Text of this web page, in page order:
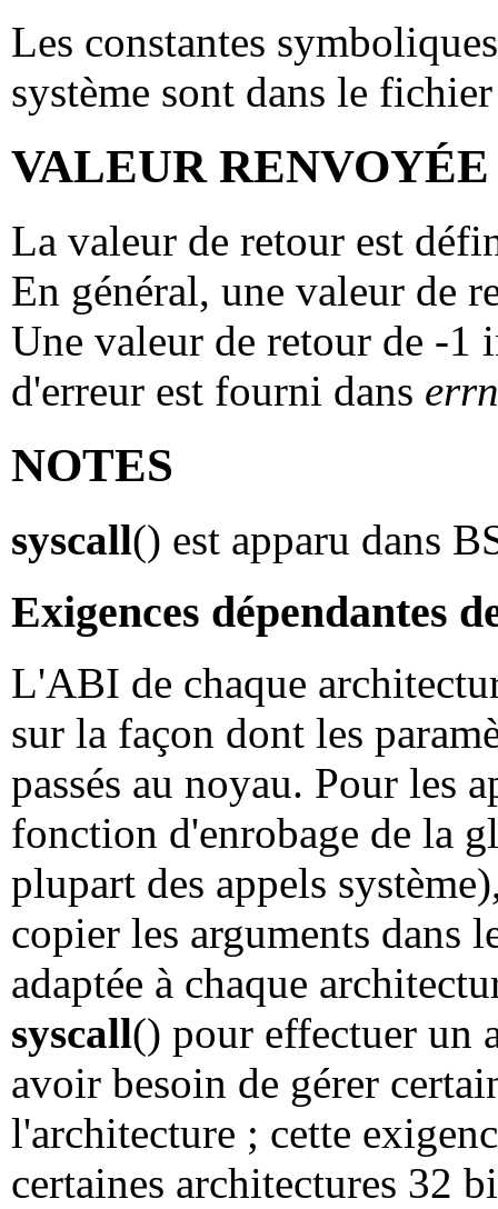
Les constantes
système sont dans le
VALEUR RENVOYÉE
La valeur de retour est
En général, une valeur de
Une valeur de retour de -1
d'erreur est fourni dans
NOTES
syscall() est apparu dans
Exigences dépendantes
L'ABI de chaque
sur la façon dont les
passés au noyau. Pour les
fonction d'enrobage de la
plupart des appels
copier les arguments dans
adaptée à chaque
syscall() pour effectuer un
avoir besoin de gérer
l'architecture ; cette
certaines architectures 32